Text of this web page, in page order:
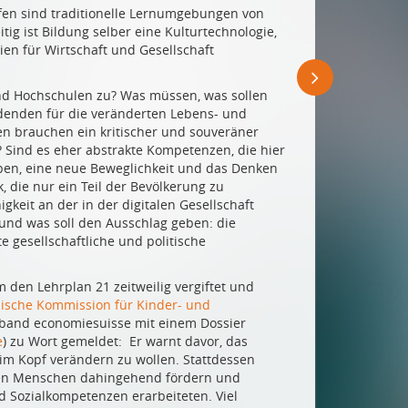
sind traditionelle Lernumgebungen von
ist Bildung selber eine Kulturtechnologie,
für Wirtschaft und Gesellschaft
Hochschulen zu? Was müssen, was sollen
für die veränderten Lebens- und
brauchen ein kritischer und souveräner
es eher abstrakte Kompetenzen, die hier
eine neue Beweglichkeit und das Denken
die nur ein Teil der Bevölkerung zu
an der in der digitalen Gesellschaft
was soll den Ausschlag geben: die
gesellschaftliche und politische
den Lehrplan 21 zeitweilig vergiftet und
Kommission für Kinder- und
economiesuisse mit einem Dossier
) zu Wort gemeldet: Er warnt davor, das
Kopf verändern zu wollen. Stattdessen
Menschen dahingehend fördern und
Sozialkompetenzen erarbeiteten. Viel